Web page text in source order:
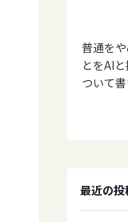
普通を
とをAI
ついて書
最近の投